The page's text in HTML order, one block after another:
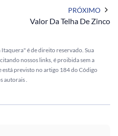
PRÓXIMO
Valor Da Telha De Zinco
é de direito reservado. Sua
nossos links, é proibida sem a
previsto no artigo 184 do Código
autorais